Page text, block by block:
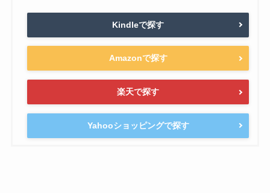
Kindleで探す
Amazonで探す
楽天で探す
Yahooショッピングで探す